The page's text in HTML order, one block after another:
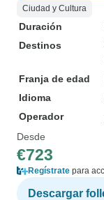
Ciudad y Cultura
Duración
Destinos
Franja de edad
Idioma
Operador
Desde
€723
Regístrate para
Descargar